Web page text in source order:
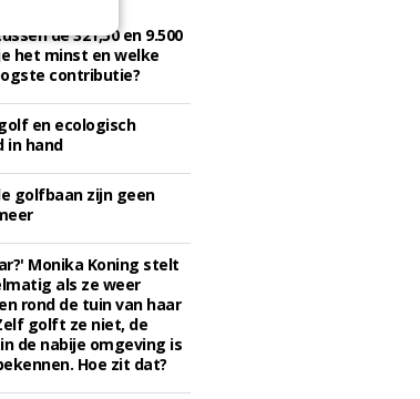
de 321,50 en 9.500
het minst en welke
contributie?
en ecologisch
in hand
golfbaan zijn geen
Monika Koning stelt
als ze weer
rond de tuin van haar
golft ze niet, de
de nabije omgeving is
Hoe zit dat?